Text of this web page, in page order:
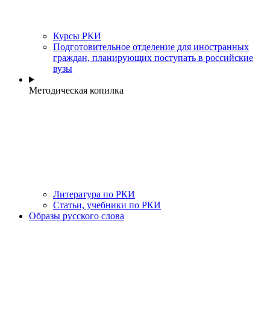
Курсы РКИ
Подготовительное отделение для иностранных
граждан, планирующих поступать в российские
вузы
Методическая копилка
Литература по РКИ
Статьи, учебники по РКИ
Образы русского слова